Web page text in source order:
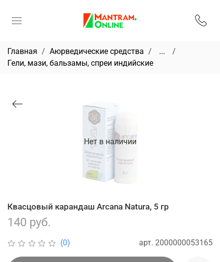
Главная Аюрведические средства
...
Гели, мази, бальзамы, спреи индийские
Нет в наличии
(0) арт. 2000000053165
Квасцовый карандаш Arcana Natura, 5 гр
140 руб.